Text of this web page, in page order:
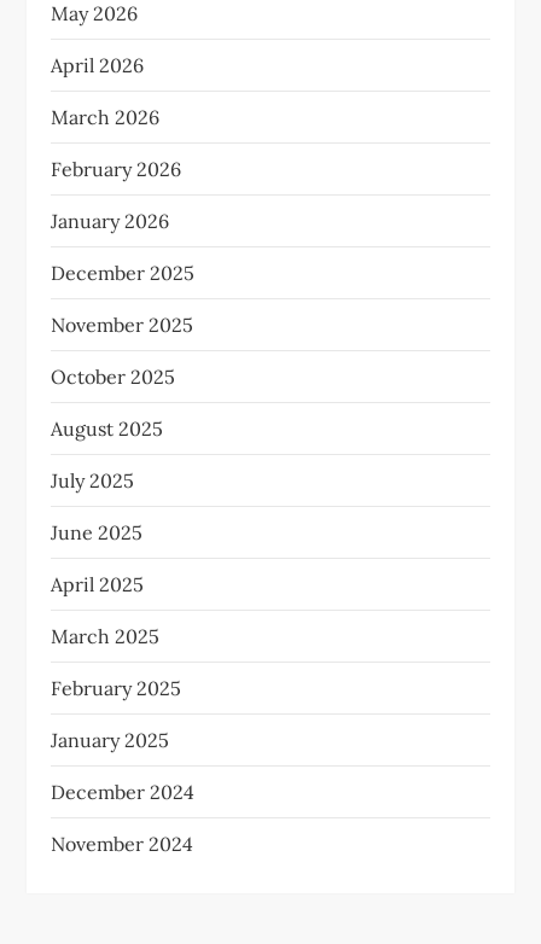
May 2026
April 2026
March 2026
February 2026
January 2026
December 2025
November 2025
October 2025
August 2025
July 2025
June 2025
April 2025
March 2025
February 2025
January 2025
December 2024
November 2024